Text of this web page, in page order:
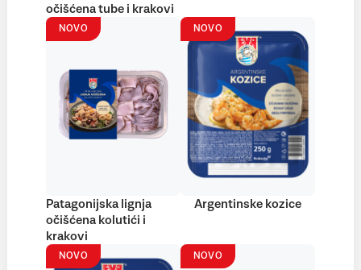
očišćena tube i krakovi
NOVO
Patagonijska lignja
očišćena kolutići i
krakovi
NOVO
Argentinske kozice
NOVO NOVO